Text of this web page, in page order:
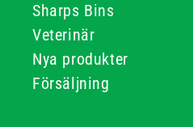
Sharps Bins
Veterinär
Nya produkter
Försäljning